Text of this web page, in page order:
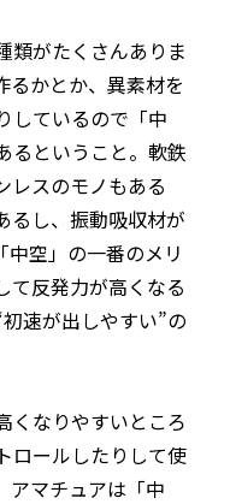
類がたくさんありま
るかとか、異素材を
しているので「中
るということ。軟鉄
レスのモノもある
るし、振動吸収材が
中空」の一番のメリ
て反発力が高くなる
速が出しやすい”の
くなりやすいところ
ロールしたりして使
アマチュアは「中